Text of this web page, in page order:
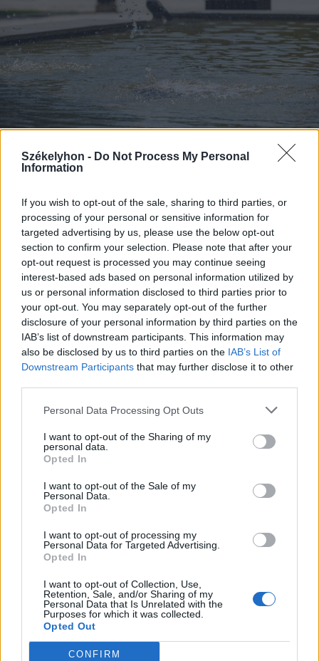
Székelyhon - Do Not Process My Personal
Information
If you wish to opt-out of the sale, sharing to third parties, or
processing of your personal or sensitive information for
targeted advertising by us, please use the below opt-out
section to confirm your selection. Please note that after your
opt-out request is processed you may continue seeing
interest-based ads based on personal information utilized by
us or personal information disclosed to third parties prior to
your opt-out. You may separately opt-out of the further
disclosure of your personal information by third parties on the
IAB’s list of downstream participants. This information may
also be disclosed by us to third parties on the IAB’s List of
Downstream Participants that may further disclose it to other
Personal Data Processing Opt Outs
I want to opt-out of the Sharing of my
personal data.
Opted In
I want to opt-out of the Sale of my
Personal Data.
Opted In
I want to opt-out of processing my
Personal Data for Targeted Advertising.
Opted In
I want to opt-out of Collection, Use,
Retention, Sale, and/or Sharing of my
Personal Data that Is Unrelated with the
Purposes for which it was collected.
Opted Out
CONFIRM
2026. augusztus 09., vasárnap
hétfőtől ismét visszatér a kánikula
2026. augusztus 09., vasárnap
Sikeres volt a vízterelés: nyolc
centiméterrel nőtt a Duna
vízszintje Csernavodánál